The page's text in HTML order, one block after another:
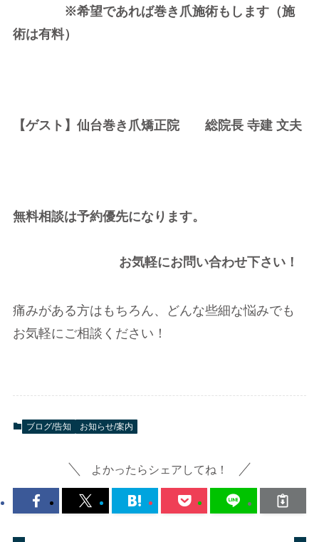
※希望であれば巻き爪施術もします（施
術は有料）
【ゲスト】仙台巻き爪矯正院 総院長 寺建 文夫
無料相談は予約優先になります。
お気軽にお問い合わせ下さい！
痛みがある方はもちろん、どんな些細な悩みでも
お気軽にご相談ください！
ブログ/告知 お知らせ/案内
よかったらシェアしてね！